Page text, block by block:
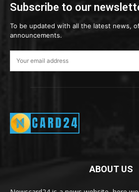
Subscribe to our
To be updated with all the latest news,
announcements.
ABOUT US